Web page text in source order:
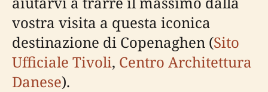
vostra visita a questa iconica
destinazione di Copenaghen (Sito
Ufficiale Tivoli, Centro Architettura
Danese).